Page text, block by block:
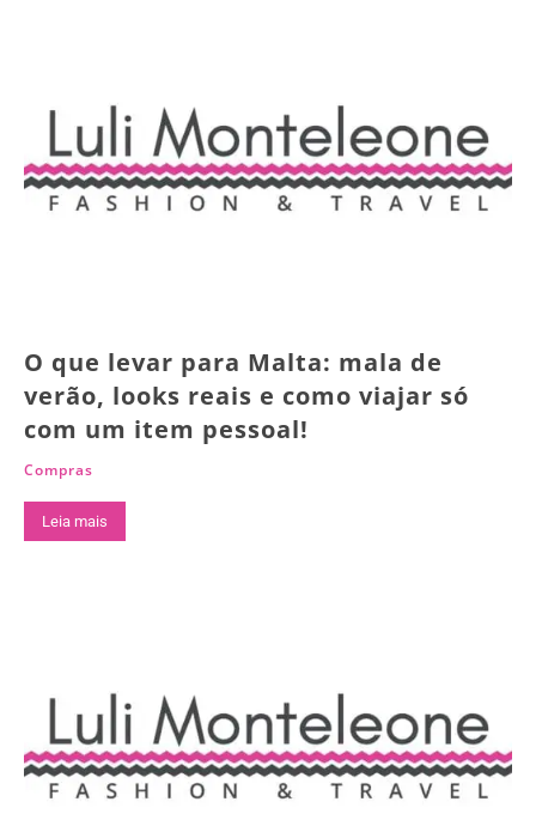
O que levar para Malta: mala de
verão, looks reais e como viajar só
com um item pessoal!
Compras
Leia mais